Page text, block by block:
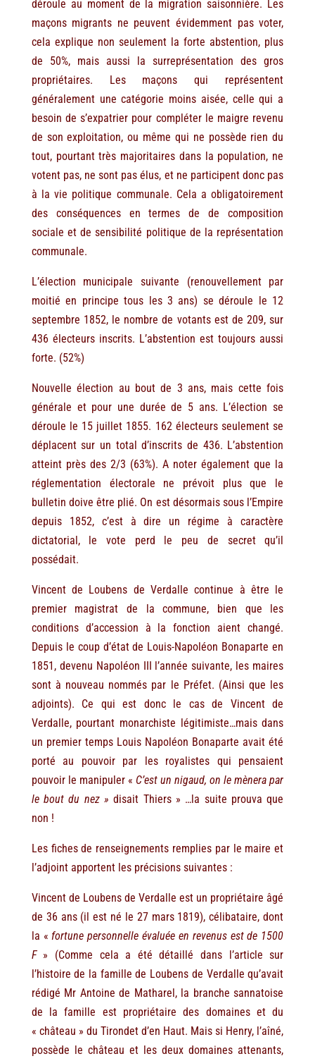
déroule au moment de la migration saisonnière. Les
maçons migrants ne peuvent évidemment pas voter,
cela explique non seulement la forte abstention, plus
de 50%, mais aussi la surreprésentation des gros
propriétaires. Les maçons qui représentent
généralement une catégorie moins aisée, celle qui a
besoin de s’expatrier pour compléter le maigre revenu
de son exploitation, ou même qui ne possède rien du
tout, pourtant très majoritaires dans la population, ne
votent pas, ne sont pas élus, et ne participent donc pas
à la vie politique communale. Cela a obligatoirement
des conséquences en termes de de composition
sociale et de sensibilité politique de la représentation
communale.
L’élection municipale suivante (renouvellement par
moitié en principe tous les 3 ans) se déroule le 12
septembre 1852, le nombre de votants est de 209, sur
436 électeurs inscrits. L’abstention est toujours aussi
forte. (52%)
Nouvelle élection au bout de 3 ans, mais cette fois
générale et pour une durée de 5 ans. L’élection se
déroule le 15 juillet 1855. 162 électeurs seulement se
déplacent sur un total d’inscrits de 436. L’abstention
atteint près des 2/3 (63%). A noter également que la
réglementation électorale ne prévoit plus que le
bulletin doive être plié. On est désormais sous l’Empire
depuis 1852, c’est à dire un régime à caractère
dictatorial, le vote perd le peu de secret qu’il
possédait.
Vincent de Loubens de Verdalle continue à être le
premier magistrat de la commune, bien que les
conditions d’accession à la fonction aient changé.
Depuis le coup d’état de Louis-Napoléon Bonaparte en
1851, devenu Napoléon III l’année suivante, les maires
sont à nouveau nommés par le Préfet. (Ainsi que les
adjoints). Ce qui est donc le cas de Vincent de
Verdalle, pourtant monarchiste légitimiste…mais dans
un premier temps Louis Napoléon Bonaparte avait été
porté au pouvoir par les royalistes qui pensaient
pouvoir le manipuler « C’est un nigaud, on le mènera par
le bout du nez »disait Thiers » …la suite prouva que
non !
Les fiches de renseignements remplies par le maire et
l’adjoint apportent les précisions suivantes :
Vincent de Loubens de Verdalle est un propriétaire âgé
de 36 ans (il est né le 27 mars 1819), célibataire, dont
la « fortune personnelle évaluée en revenus est de 1500
F » (Comme cela a été détaillé dans l’article sur
l’histoire de la famille de Loubens de Verdalle qu’avait
rédigé Mr Antoine de Matharel, la branche sannatoise
de la famille est propriétaire des domaines et du
« château » du Tirondet d’en Haut. Mais si Henry, l’aîné,
possède le château et les deux domaines attenants,